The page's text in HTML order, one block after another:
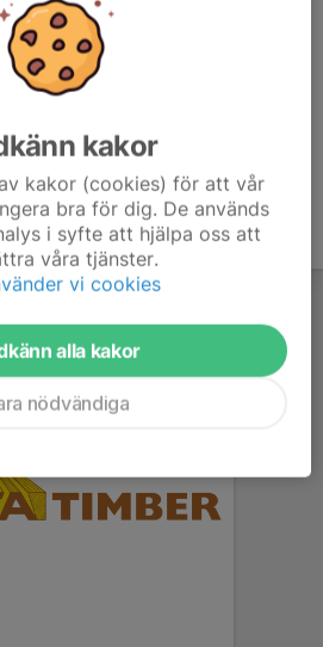
kakor
kakor (cookies) för att vår
bra för dig. De används
i syfte att hjälpa oss att
våra tjänster.
vi cookies
alla kakor
nödvändiga